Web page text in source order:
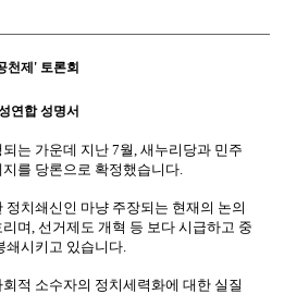
천제' 토론회
연합 성명서
는 가운데 지난 7월, 새누리당과 민주
를 당론으로 확정했습니다.
정치쇄신인 마냥 주장되는 현재의 논의
며, 선거제도 개혁 등 보다 시급하고 중
쇄시키고 있습니다.
적 소수자의 정치세력화에 대한 실질
치북5